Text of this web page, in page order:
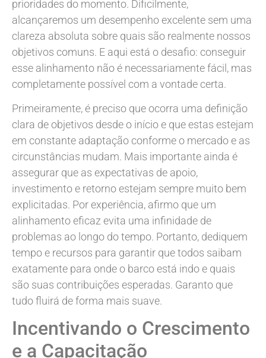
prioridades do momento. Dificilmente,
alcançaremos um desempenho excelente sem uma
clareza absoluta sobre quais são realmente nossos
objetivos comuns. E aqui está o desafio: conseguir
esse alinhamento não é necessariamente fácil, mas
completamente possível com a vontade certa.
Primeiramente, é preciso que ocorra uma definição
clara de objetivos desde o início e que estas estejam
em constante adaptação conforme o mercado e as
circunstâncias mudam. Mais importante ainda é
assegurar que as expectativas de apoio,
investimento e retorno estejam sempre muito bem
explicitadas. Por experiência, afirmo que um
alinhamento eficaz evita uma infinidade de
problemas ao longo do tempo. Portanto, dediquem
tempo e recursos para garantir que todos saibam
exatamente para onde o barco está indo e quais
são suas contribuições esperadas. Garanto que
tudo fluirá de forma mais suave.
Incentivando o Crescimento
e a Capacitação